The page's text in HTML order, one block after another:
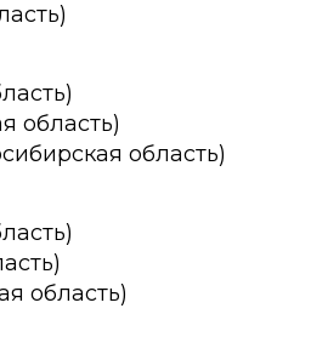
область)
область)
область)